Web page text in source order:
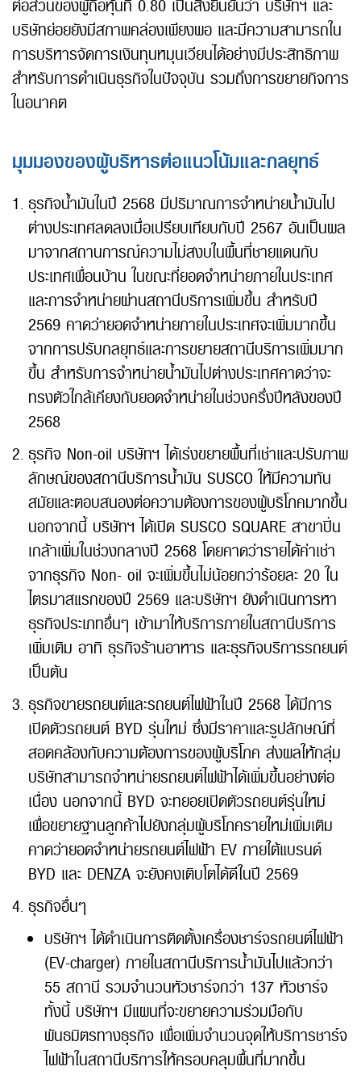
ต่อส่วนของผู้ถือหุ้นที่ 0.80 เป็นสิ่งยืนยันว่า บริษัทฯ และ
บริษัทย่อยยังมีสภาพคล่องเพียงพอ และมีความสามารถใน
การบริหารจัดการเงินทุนหมุนเวียนได้อย่างมีประสิทธิภาพ
สำหรับการดำเนินธุรกิจในปัจจุบัน รวมถึงการขยายกิจการ
ในอนาคต
มุมมองของผู้บริหารต่อแนวโน้มและกลยุทธ์
ธุรกิจน้ำมันในปี 2568 มีปริมาณการจำหน่ายน้ำมันไป
ต่างประเทศลดลงเมื่อเปรียบเทียบกับปี 2567 อันเป็นผล
มาจากสถานการณ์ความไม่สงบในพื้นที่ชายแดนกับ
ประเทศเพื่อนบ้าน ในขณะที่ยอดจำหน่ายภายในประเทศ
และการจำหน่ายผ่านสถานีบริการเพิ่มขึ้น สำหรับปี
2569 คาดว่ายอดจำหน่ายภายในประเทศจะเพิ่มมากขึ้น
จากการปรับกลยุทธ์และการขยายสถานีบริการเพิ่มมาก
ขึ้น สำหรับการจำหน่ายน้ำมันไปต่างประเทศคาดว่าจะ
ทรงตัวใกล้เคียงกับยอดจำหน่ายในช่วงครึ่งปีหลังของปี
2568
ธุรกิจ Non-oil บริษัทฯ ได้เร่งขยายพื้นที่เช่าและปรับภาพ
ลักษณ์ของสถานีบริการน้ำมัน SUSCO ให้มีความทัน
สมัยและตอบสนองต่อความต้องการของผู้บริโภคมากขึ้น
นอกจากนี้ บริษัทฯ ได้เปิด SUSCO SQUARE สาขาปิ่น
เกล้าเพิ่มในช่วงกลางปี 2568 โดยคาดว่ารายได้ค่าเช่า
จากธุรกิจ Non- oil จะเพิ่มขึ้นไม่น้อยกว่าร้อยละ 20 ใน
ไตรมาสแรกของปี 2569 และบริษัทฯ ยังดำเนินการหา
ธุรกิจประเภทอื่นๆ เข้ามาให้บริการภายในสถานีบริการ
เพิ่มเติม อาทิ ธุรกิจร้านอาหาร และธุรกิจบริการรถยนต์
เป็นต้น
ธุรกิจขายรถยนต์และรถยนต์ไฟฟ้าในปี 2568 ได้มีการ
เปิดตัวรถยนต์ BYD รุ่นใหม่ ซึ่งมีราคาและรูปลักษณ์ที่
สอดคล้องกับความต้องการของผู้บริโภค ส่งผลให้กลุ่ม
บริษัทสามารถจำหน่ายรถยนต์ไฟฟ้าได้เพิ่มขึ้นอย่างต่อ
เนื่อง นอกจากนี้ BYD จะทยอยเปิดตัวรถยนต์รุ่นใหม่
เพื่อขยายฐานลูกค้าไปยังกลุ่มผู้บริโภครายใหม่เพิ่มเติม
คาดว่ายอดจำหน่ายรถยนต์ไฟฟ้า EV ภายใต้แบรนด์
BYD และ DENZA จะยังคงเติบโตได้ดีในปี 2569
ธุรกิจอื่นๆ
บริษัทฯ ได้ดำเนินการติดตั้งเครื่องชาร์จรถยนต์ไฟฟ้า
(EV-charger) ภายในสถานีบริการน้ำมันไปแล้วกว่า
55 สถานี รวมจำนวนหัวชาร์จกว่า 137 หัวชาร์จ
ทั้งนี้ บริษัทฯ มีแผนที่จะขยายความร่วมมือกับ
พันธมิตรทางธุรกิจ เพื่อเพิ่มจำนวนจุดให้บริการชาร์จ
ไฟฟ้าในสถานีบริการให้ครอบคลุมพื้นที่มากขึ้น